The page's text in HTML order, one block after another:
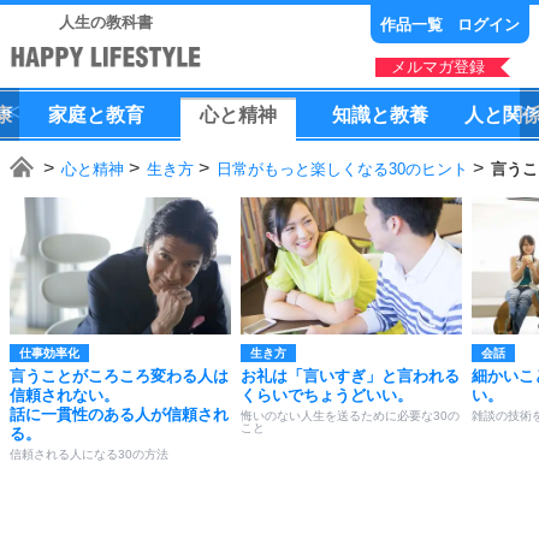
人生の教科書 作品一覧 ログイン
メルマガ登録
家庭と教育 心と精神 知識と教養 人 と 関
心と精神 生き方 日常がもっと楽しくなる30のヒント 言う
仕事効率化
言うことがころころ変わる人は
信頼されない。
話に一貫性のある人が信頼され
る。
信頼される人になる30の方法
生き方
お礼は「言いすぎ」と言われる
くらいでちょうどいい。
悔いのない人生を送るために必要な30の
こと
会話
細かいこ
い。
雑談の技術